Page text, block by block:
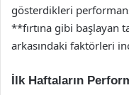
gösterdikleri
**fırtına gibi başlayan
arkasındaki faktörleri
İlk Haftaların